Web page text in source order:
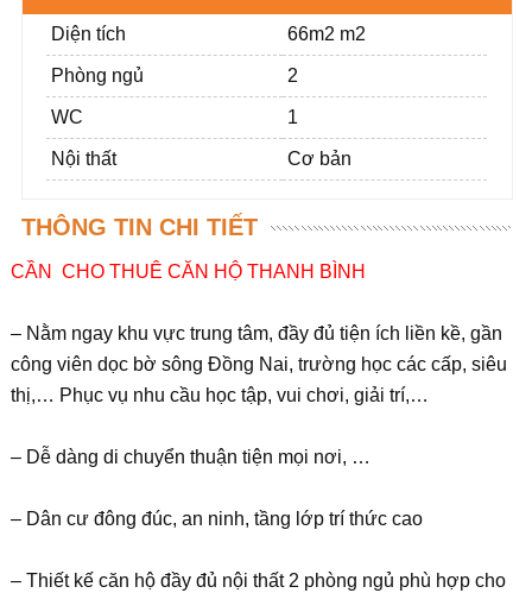
Diện tích 66m2 m2
Phòng ngủ 2
WC 1
Nội thất Cơ bản
THÔNG TIN CHI TIẾT
CẦN CHO THUÊ CĂN HỘ THANH BÌNH
– Nằm ngay khu vực trung tâm, đầy đủ tiện ích liền kề, gần
công viên dọc bờ sông Đồng Nai, trường học các cấp, siêu
thị,… Phục vụ nhu cầu học tập, vui chơi, giải trí,…
– Dễ dàng di chuyển thuận tiện mọi nơi, …
– Dân cư đông đúc, an ninh, tầng lớp trí thức cao
– Thiết kế căn hộ đầy đủ nội thất 2 phòng ngủ phù hợp cho